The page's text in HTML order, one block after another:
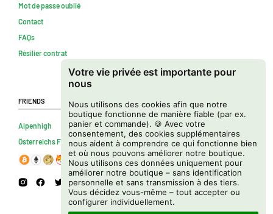
Votre vie privée est importante pour
nous
Nous utilisons des cookies afin que notre
boutique fonctionne de manière fiable (par ex.
panier et commande). 🍪 Avec votre
consentement, des cookies supplémentaires
nous aident à comprendre ce qui fonctionne bien
et où nous pouvons améliorer notre boutique.
Nous utilisons ces données uniquement pour
améliorer notre boutique – sans identification
personnelle et sans transmission à des tiers.
Vous décidez vous-même – tout accepter ou
configurer individuellement.
Mot de passe oublié
Contact
FAQs
Résilier contrat
Friends
Alpenhigh
Österreichs Firmenverzeichnis